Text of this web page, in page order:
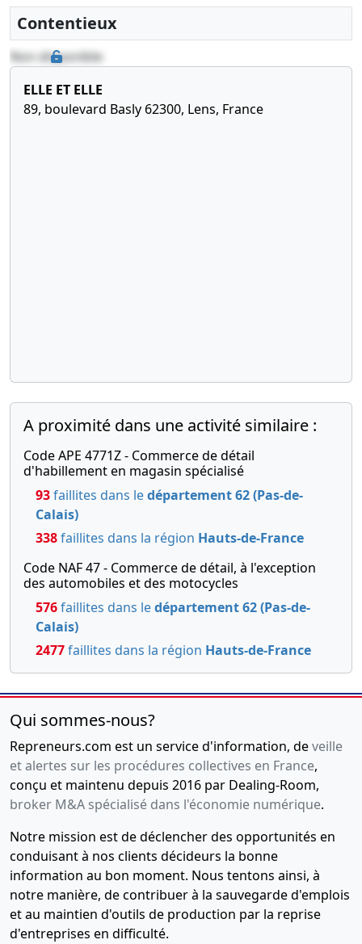
Contentieux
Non disponible
ELLE ET ELLE
89, boulevard Basly 62300, Lens, France
A proximité dans une activité similaire :
Code APE 4771Z - Commerce de détail
d'habillement en magasin spécialisé
93faillites dans ledépartement 62 (Pas-de-
Calais)
338faillites dans la région Hauts-de-France
Code NAF 47 - Commerce de détail, à l'exception
des automobiles et des motocycles
576faillites dans ledépartement 62 (Pas-de-
Calais)
2477faillites dans la région Hauts-de-France
Qui sommes-nous?
Repreneurs.com est un service d'information, deveille
et alertes sur les procédures collectives en France,
conçu et maintenu depuis 2016 par Dealing-Room,
broker M&A spécialisé dans l'économie numérique.
Notre mission est de déclencher des opportunités en
conduisant à nos clients décideurs la bonne
information au bon moment. Nous tentons ainsi, à
notre manière, de contribuer à la sauvegarde d'emplois
et au maintien d'outils de production par la reprise
d'entreprises en difficulté.